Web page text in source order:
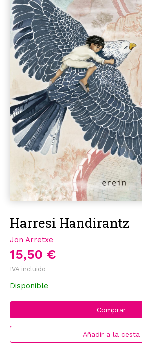
Harresi Handirantz
Jon Arretxe
15,50 €
IVA incluido
Disponible
Comprar
Añadir a la cesta